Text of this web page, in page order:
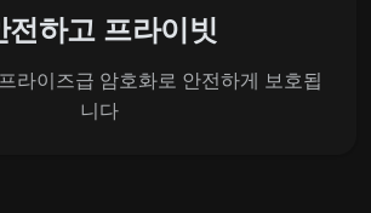
전하고 프라이빗
라이즈급 암호화로 안전하게 보호됩
니다